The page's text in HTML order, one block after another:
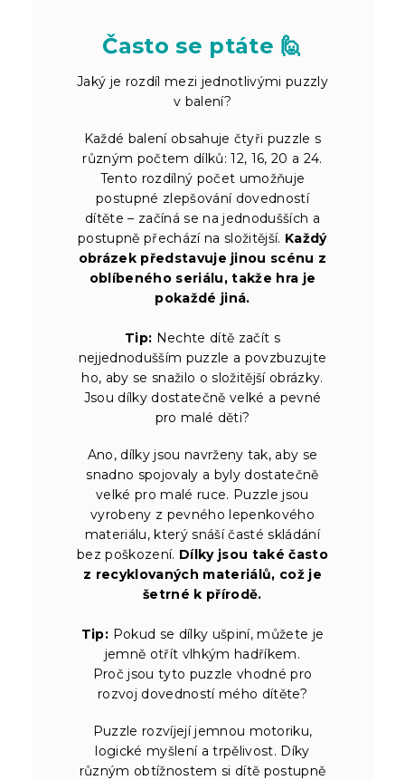
Často se ptáte 🙋
Jaký je rozdíl mezi jednotlivými puzzly
v balení?
Každé balení obsahuje čtyři puzzle s
různým počtem dílků: 12, 16, 20 a 24.
Tento rozdílný počet umožňuje
postupné zlepšování dovedností
dítěte – začíná se na jednodušších a
postupně přechází na složitější. Každý
obrázek představuje jinou scénu z
oblíbeného seriálu, takže hra je
pokaždé jiná.
Tip: Nechte dítě začít s
nejjednodušším puzzle a povzbuzujte
ho, aby se snažilo o složitější obrázky.
Jsou dílky dostatečně velké a pevné
pro malé děti?
Ano, dílky jsou navrženy tak, aby se
snadno spojovaly a byly dostatečně
velké pro malé ruce. Puzzle jsou
vyrobeny z pevného lepenkového
materiálu, který snáší časté skládání
bez poškození. Dílky jsou také často
z recyklovaných materiálů, což je
šetrné k přírodě.
Tip: Pokud se dílky ušpiní, můžete je
jemně otřít vlhkým hadříkem.
Proč jsou tyto puzzle vhodné pro
rozvoj dovedností mého dítěte?
Puzzle rozvíjejí jemnou motoriku,
logické myšlení a trpělivost. Díky
různým obtížnostem si dítě postupně